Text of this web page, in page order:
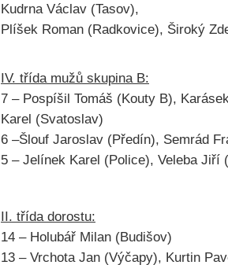
Kudrna Václav (Tasov),
Plíšek Roman (Radkovice), Široký
IV. třída mužů skupina B:
7 – Pospíšil Tomáš (Kouty B),
Karel (Svatoslav)
6 –Šlouf Jaroslav (Předín), Semrád
5 – Jelínek Karel (Police), Veleba Jiří
II. třída dorostu:
14 – Holubář Milan (Budišov)
13 – Vrchota Jan (Výčapy), Kurtin